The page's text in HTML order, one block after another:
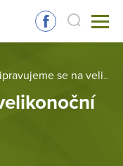
se na velikonoční výstavu